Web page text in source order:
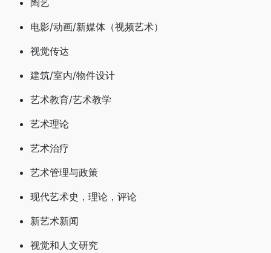
陶艺
电影/动画/新媒体（视频艺术）
视觉传达
建筑/室内/物件设计
艺术教育/艺术教学
艺术理论
艺术治疗
艺术管理与政策
现代艺术史，理论，评论
新艺术新闻
视觉和人文研究